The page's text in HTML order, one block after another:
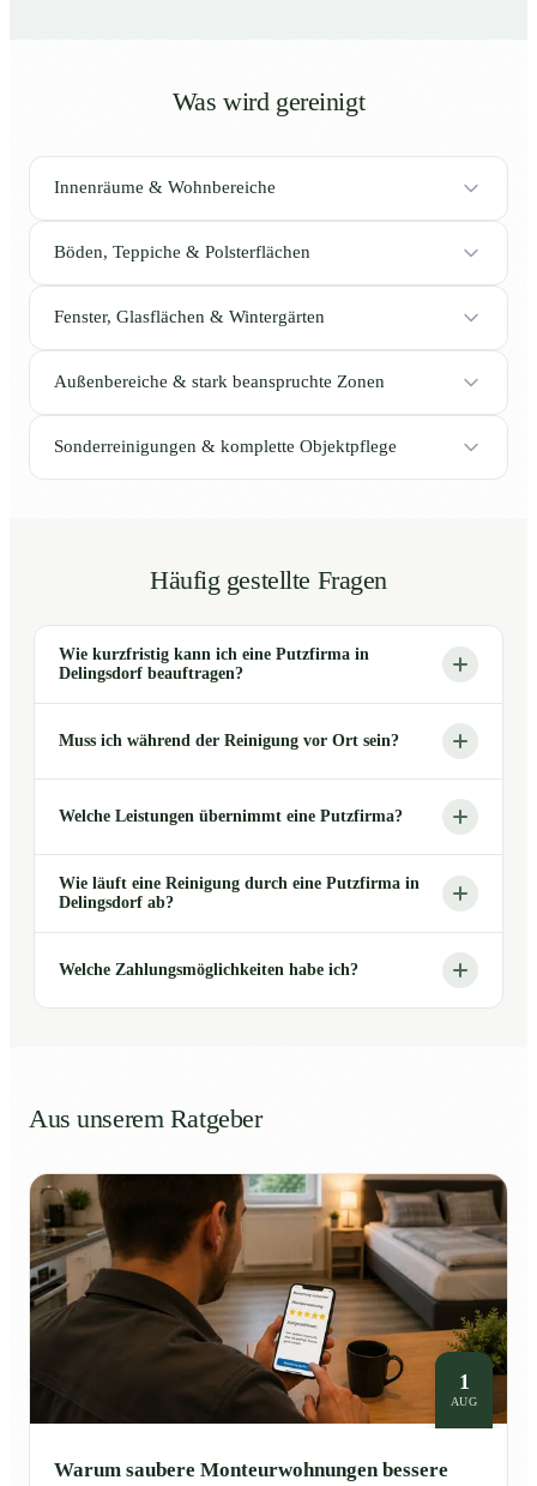
Was wird gereinigt
Innenräume & Wohnbereiche
Böden, Teppiche & Polsterflächen
Fenster, Glasflächen & Wintergärten
Außenbereiche & stark beanspruchte Zonen
Sonderreinigungen & komplette Objektpflege
Häufig gestellte Fragen
Wie kurzfristig kann ich eine Putzfirma in
Delingsdorf beauftragen?
Muss ich während der Reinigung vor Ort sein?
Welche Leistungen übernimmt eine Putzfirma?
Wie läuft eine Reinigung durch eine Putzfirma in
Delingsdorf ab?
Welche Zahlungsmöglichkeiten habe ich?
Aus unserem Ratgeber
1
AUG
Warum saubere Monteurwohnungen bessere